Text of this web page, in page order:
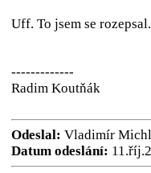
Uff. To jsem se
-------------
Radim Koutňák
Odeslal: Vladimír Michl
Datum odeslání: